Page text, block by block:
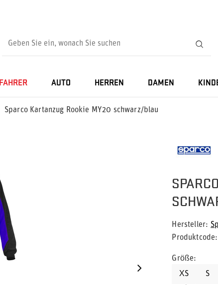
FAHRER AUTO HERREN DAMEN
Sparco Kartanzug Rookie MY20 schwarz/blau
Hersteller
Produktcode
Größe
XS
S